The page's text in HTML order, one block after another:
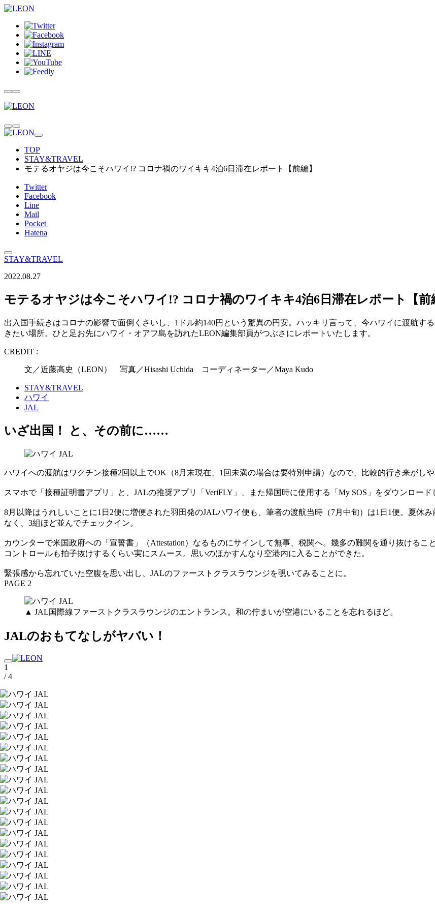
TOP
STAY&TRAVEL
モテるオヤジは今こそハワイ!? コロナ禍のワイキキ4泊6日滞在レポート【前編】
Twitter
Facebook
Line
Mail
Pocket
Hatena
STAY&TRAVEL
2022.08.27
モテるオヤジは今こそハワイ!? コロナ禍のワイキキ4泊6日滞在レポート【前
出入国手続きはコロナの影響で面倒くさいし、1ドル約140円という驚異の円安。ハッキリ言って、今ハワイに渡航
きたい場所。ひと足お先にハワイ・オアフ島を訪れたLEON編集部員がつぶさにレポートいたします。
CREDIT :
文／近藤高史（LEON） 写真／Hisashi Uchida コーディネーター／Maya Kudo
STAY&TRAVEL
ハワイ
JAL
いざ出国！ と、その前に……
ハワイへの渡航はワクチン接種2回以上でOK（8月末現在、1回未満の場合は要特別申請）なので、比較的行き来がし
スマホで「接種証明書アプリ」と、JALの推奨アプリ「VeriFLY」、また帰国時に使用する「My SOS」をダウンロー
8月以降はうれしいことに1日2便に増便された羽田発のJALハワイ便も、筆者の渡航当時（7月中旬）は1日1便。夏休
なく、3組ほど並んでチェックイン。
カウンターで米国政府への「宣誓書」（Attestation）なるものにサインして無事、税関へ。幾多の難関を通り抜ける
コントロールも拍子抜けするくらい実にスムース。思いのほかすんなり空港内に入ることができた。
緊張感から忘れていた空腹を思い出し、JALのファーストクラスラウンジを覗いてみることに。
PAGE 2
▲ JAL国際線ファーストクラスラウンジのエントランス。和の佇まいが空港にいることを忘れるほど。
JALのおもてなしがヤバい！
1
/ 4